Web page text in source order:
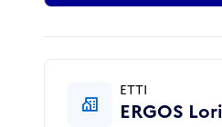
ETTI
ERGOS